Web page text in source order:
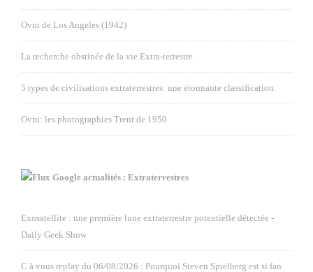
Ovni de Los Angeles (1942)
La recherche obstinée de la vie Extra-terrestre
5 types de civilisations extraterrestres: une étonnante classification
Ovni: les photographies Trent de 1950
Google actualités : Extraterrestres
Exosatellite : une première lune extraterrestre potentielle détectée -
Daily Geek Show
C à vous replay du 06/08/2026 : Pourquoi Steven Spielberg est si fan